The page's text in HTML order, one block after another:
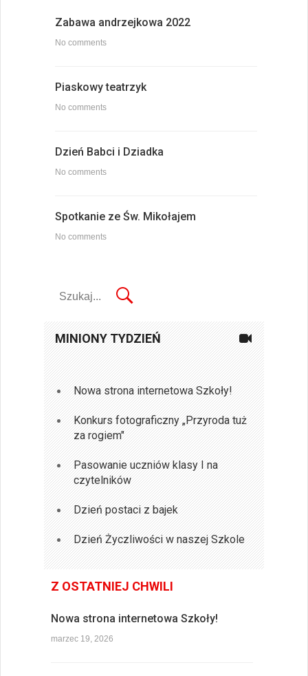
Zabawa andrzejkowa 2022
No comments
Piaskowy teatrzyk
No comments
Dzień Babci i Dziadka
No comments
Spotkanie ze Św. Mikołajem
No comments
MINIONY TYDZIEŃ
Nowa strona internetowa Szkoły!
Konkurs fotograficzny „Przyroda tuż
za rogiem"
Pasowanie uczniów klasy I na
czytelników
Dzień postaci z bajek
Dzień Życzliwości w naszej Szkole
Z OSTATNIEJ CHWILI
Nowa strona internetowa Szkoły!
marzec 19, 2026